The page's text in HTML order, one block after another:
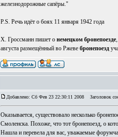
железнодорожные сапёры."
P.S. Речь идёт о боях 11 января 1942 года
Х. Гроссманн пишет о немецком бронепоезде
августа размещённый во Ржеве бронепоезд
Добавлено: Сб Фев 23 22:30:11 2008 Заголовок
Оказывается, существовало несколько
Смоленска. Похоже, что тот бронепоезд, о
Нашла и перевела для вас, уважаемые